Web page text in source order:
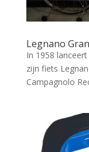
Legnano
In 1958
zijn fiets
Campagnolo